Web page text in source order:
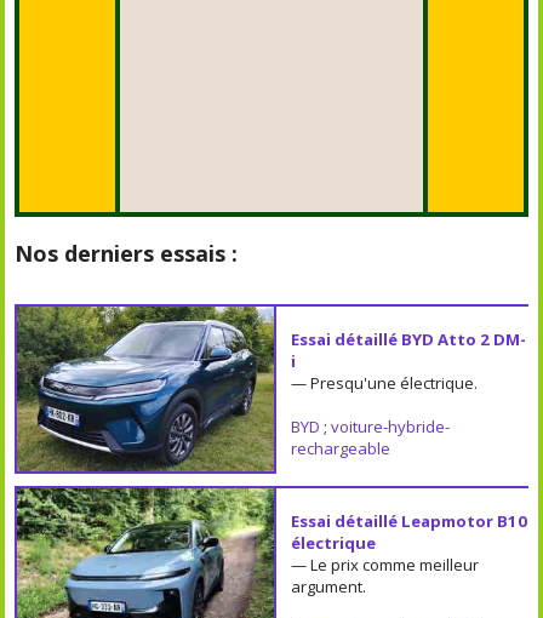
Nos derniers essais :
Essai détaillé BYD Atto 2 DM-
i
— Presqu'une électrique.
BYD ; voiture-hybride-
rechargeable
Essai détaillé Leapmotor B10
électrique
— Le prix comme meilleur
argument.